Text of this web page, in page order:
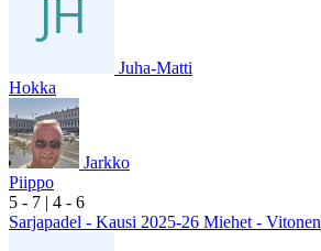
Juha-Matti
Hokka
Jarkko
Piippo
5 - 7 | 4 - 6
Sarjapadel - Kausi 2025-26 Miehet - Vitonen